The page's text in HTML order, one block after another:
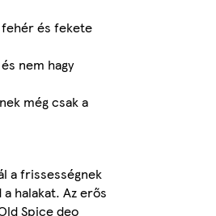
fehér és fekete
nem hagy
még csak a
a frissességnek
halakat. Az erős
Spice deo